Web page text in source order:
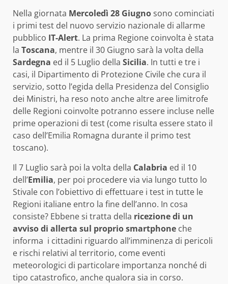
Nella giornata Mercoledì 28 Giugnosono cominciati
i primi test del nuovo servizio nazionale di allarme
pubblico IT-Alert. La prima Regione coinvolta è stata
la Toscana, mentre il 30 Giugno sarà la volta della
Sardegna ed il 5 Luglio della Sicilia. In tutti e tre i
casi, il Dipartimento di Protezione Civile che cura il
servizio, sotto l’egida della Presidenza del Consiglio
dei Ministri, ha reso noto anche altre aree limitrofe
delle Regioni coinvolte potranno essere incluse nelle
prime operazioni di test (come risulta essere stato il
caso dell’Emilia Romagna durante il primo test
toscano).
Il 7 Luglio sarà poi la volta della Calabria ed il 10
dell’Emilia, per poi procedere via via lungo tutto lo
Stivale con l’obiettivo di effettuare i test in tutte le
Regioni italiane entro la fine dell’anno. In cosa
consiste? Ebbene si tratta della ricezione di un
avviso di allerta sul proprio smartphone che
informa i cittadini riguardo all’imminenza di pericoli
e rischi relativi al territorio, come eventi
meteorologici di particolare importanza nonché di
tipo catastrofico, anche qualora sia in corso.